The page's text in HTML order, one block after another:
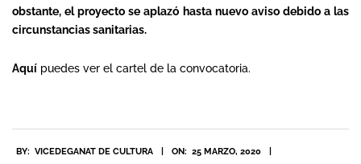
obstante, el proyecto se aplazó hasta nuevo aviso debido a las
circunstancias sanitarias.
Aquí puedes ver el cartel de la convocatoria.
03-
BY: VICEDEGANAT DE CULTURA ON: 25 MARZO, 2020